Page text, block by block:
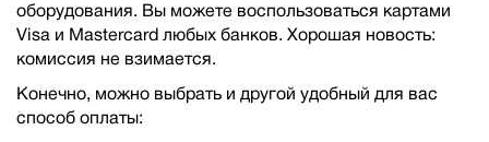
оборудования. Вы можете воспользоваться картами
Visa и Mastercard любых банков. Хорошая новость:
комиссия не взимается.
Конечно, можно выбрать и другой удобный для вас
способ оплаты: